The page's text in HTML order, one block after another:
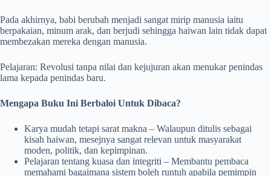
Pada akhirnya, babi berubah menjadi sangat mirip manusia iaitu
berpakaian, minum arak, dan berjudi sehingga haiwan lain tidak dapat
membezakan mereka dengan manusia.
Pelajaran: Revolusi tanpa nilai dan kejujuran akan menukar penindas
lama kepada penindas baru.
Mengapa Buku Ini Berbaloi Untuk Dibaca?
Karya mudah tetapi sarat makna – Walaupun ditulis sebagai
kisah haiwan, mesejnya sangat relevan untuk masyarakat
moden, politik, dan kepimpinan.
Pelajaran tentang kuasa dan integriti – Membantu pembaca
memahami bagaimana sistem boleh runtuh apabila pemimpin